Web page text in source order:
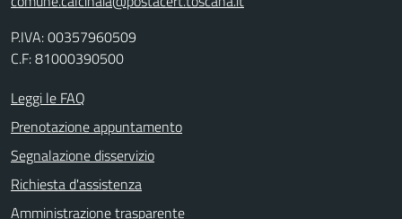
P.IVA: 00357960509
C.F: 81000390500
Leggi le FAQ
Prenotazione appuntamento
Segnalazione disservizio
Richiesta d'assistenza
Amministrazione trasparente